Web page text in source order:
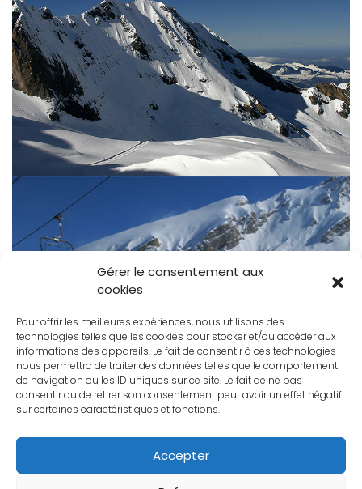
Gérer le consentement aux
cookies
Pour offrir les meilleures expériences, nous utilisons des
technologies telles que les cookies pour stocker et/ou accéder aux
informations des appareils. Le fait de consentir à ces technologies
nous permettra de traiter des données telles que le comportement
de navigation ou les ID uniques sur ce site. Le fait de ne pas
consentir ou de retirer son consentement peut avoir un effet négatif
sur certaines caractéristiques et fonctions.
Accepter